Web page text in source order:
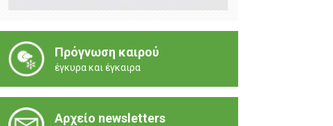
Πρόγνωση καιρού
έγκυρα και έγκαιρα
Αρχείο newsletters